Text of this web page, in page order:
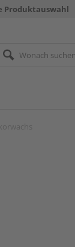
Produktauswahl